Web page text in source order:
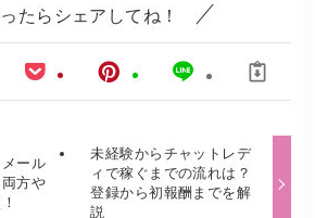
たらシェアしてね！
ール
方や
未経験からチャットレデ
ィで稼ぐまでの流れは？
登録から初報酬までを解
説